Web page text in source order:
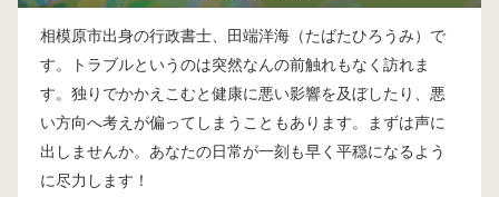
相模原市出身の行政書士、田端洋海（たばたひろうみ）で
す。トラブルというのは突然なんの前触れもなく訪れま
す。独りでかかえこむと健康に悪い影響を及ぼしたり、悪
い方向へ考えが偏ってしまうこともあります。まずは声に
出しませんか。あなたの日常が一刻も早く平穏になるよう
に尽力します！